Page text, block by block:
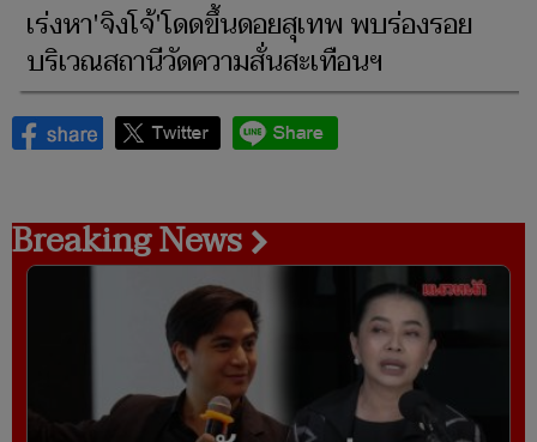
เร่งหา'จิงโจ้'โดดขึ้นดอยสุเทพ พบร่องรอย
บริเวณสถานีวัดความสั่นสะเทือนฯ
Breaking News